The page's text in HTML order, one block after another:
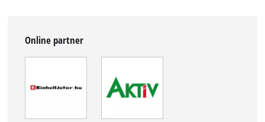
Online partner